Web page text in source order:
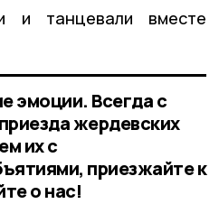
и танцевали вместе
эмоции. Всегда с
жердевских
их с
приезжайте к
о нас!